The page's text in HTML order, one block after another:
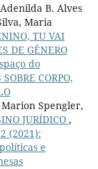
B. Alves
Maria
TU VAI
DE GÊNERO
do
CORPO,
Spengler,
JURÍDICO ,
(2021):
e